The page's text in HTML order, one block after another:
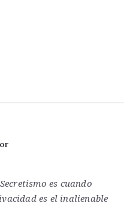
es cuando
es el inalienable